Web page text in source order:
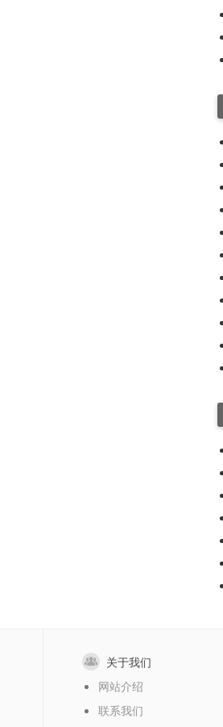
关于我们
网站介绍
联系我们